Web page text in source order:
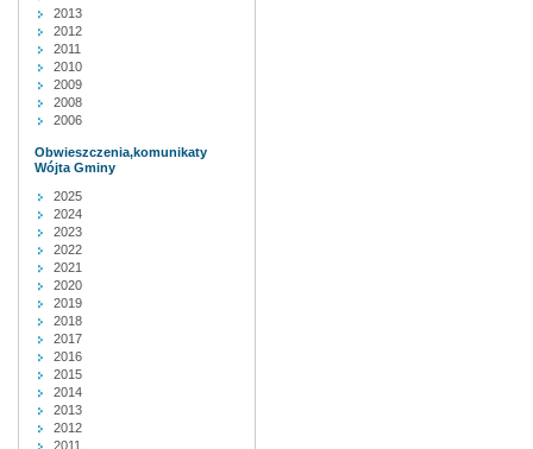
2013
2012
2011
2010
2009
2008
2006
Obwieszczenia,komunikaty
Wójta Gminy
2025
2024
2023
2022
2021
2020
2019
2018
2017
2016
2015
2014
2013
2012
2011